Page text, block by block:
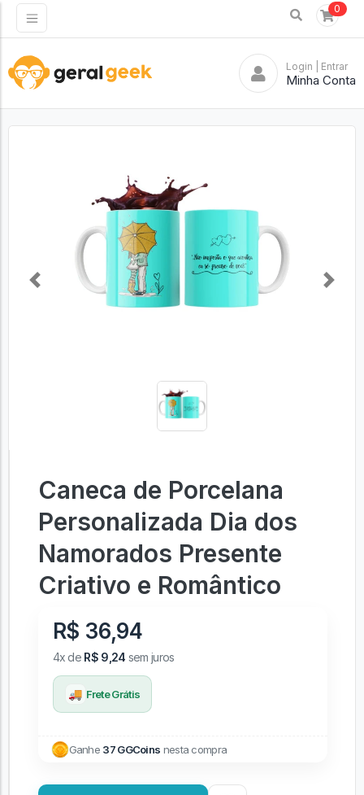
0
Login | Entrar
Minha Conta
Previous Next
Caneca de Porcelana
Personalizada Dia dos
Namorados Presente
Criativo e Romântico
R$ 36,94
4x de R$ 9,24 sem juros
🚚 Frete Grátis
Ganhe 37 GGCoins nesta compra